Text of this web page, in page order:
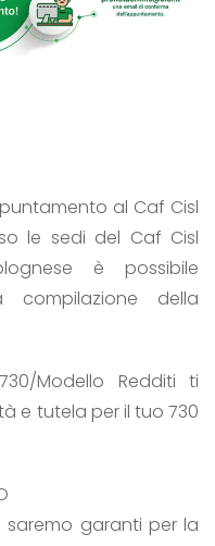
al Caf Cisl
le sedi del Caf Cisl
è possibile
compilazione della
Modello Redditi ti
e tutela per il tuo 730
garanti per la